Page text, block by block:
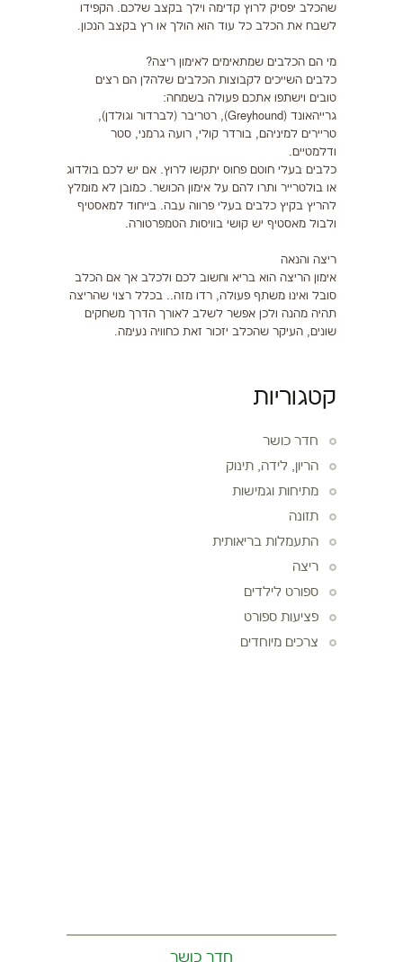
שהכלב יפסיק לרוץ קדימה וילך בקצב שלכם. הקפידו
לשבח את הכלב כל עוד הוא הולך או רץ בקצב הנכון.
מי הם הכלבים שמתאימים לאימון ריצה?
כלבים השייכים לקבוצות הכלבים שלהלן הם רצים
טובים וישתפו אתכם פעולה בשמחה:
גרייהאונד (Greyhound), רטריבר (לברדור וגולדן),
טריירים למיניהם, בורדר קולי, רועה גרמני, סטר
ודלמטיים.
כלבים בעלי חוטם פחוס יתקשו לרוץ. אם יש לכם בולדוג
או בולטרייר ותרו להם על אימון הכושר. כמובן לא מומלץ
להריץ בקיץ כלבים בעלי פרווה עבה. בייחוד למאסטיף
ולבול מאסטיף יש קושי בוויסות הטמפרטורה.
ריצה והנאה
אימון הריצה הוא בריא וחשוב לכם ולכלב אך אם הכלב
סובל ואינו משתף פעולה, רדו מזה.. בכלל רצוי שהריצה
תהיה מהנה ולכן אפשר לשלב לאורך הדרך משחקים
שונים, העיקר שהכלב יזכור זאת כחוויה נעימה.
קטגוריות
חדר כושר
הריון, לידה, תינוק
מתיחות וגמישות
תזונה
התעמלות בריאותית
ריצה
ספורט לילדים
פציעות ספורט
צרכים מיוחדים
חדר כושר